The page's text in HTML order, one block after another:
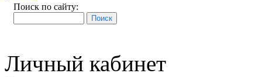
Поиск по сайту:
Личный кабинет